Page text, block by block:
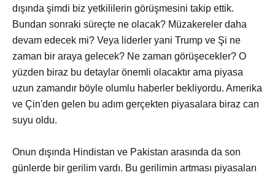
dışında şimdi biz yetkililerin görüşmesini takip ettik.
Bundan sonraki süreçte ne olacak? Müzakereler daha
devam edecek mi? Veya liderler yani Trump ve Şi ne
zaman bir araya gelecek? Ne zaman görüşecekler? O
yüzden biraz bu detaylar önemli olacaktır ama piyasa
uzun zamandır böyle olumlu haberler bekliyordu. Amerika
ve Çin'den gelen bu adım gerçekten piyasalara biraz can
suyu oldu.
Onun dışında Hindistan ve Pakistan arasında da son
günlerde bir gerilim vardı. Bu gerilimin artması piyasaları